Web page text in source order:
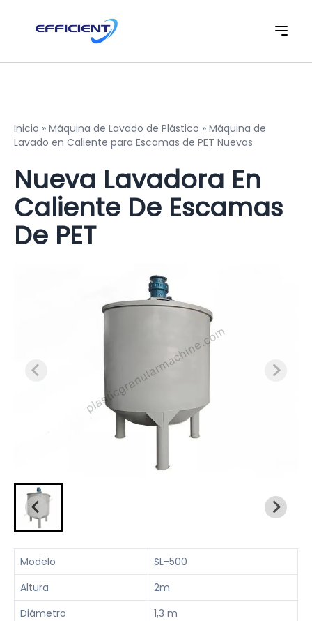
Inicio » Máquina de Lavado de Plástico » Máquina de
Lavado en Caliente para Escamas de PET Nuevas
Nueva Lavadora En
Caliente De Escamas
De PET
Modelo
SL-500
Altura
2m
Diámetro
1,3 m